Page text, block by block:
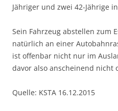
Jähriger und zwei 42-Jährige
Sein Fahrzeug abstellen zum
natürlich an einer
ist offenbar nicht nur im
davor also anscheinend nicht
Quelle: KSTA 16.12.2015